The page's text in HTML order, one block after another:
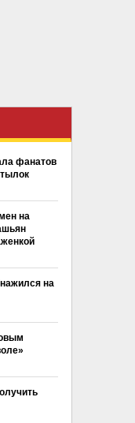
фанатов
на
на